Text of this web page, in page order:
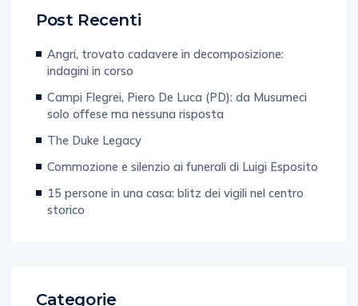
Post Recenti
Angri, trovato cadavere in decomposizione:
indagini in corso
Campi Flegrei, Piero De Luca (PD): da Musumeci
solo offese ma nessuna risposta
The Duke Legacy
Commozione e silenzio ai funerali di Luigi Esposito
15 persone in una casa: blitz dei vigili nel centro
storico
Categorie